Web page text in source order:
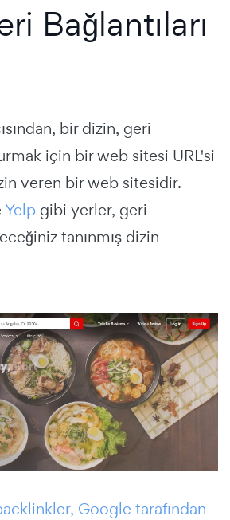
Bağlantıları
bir dizin, geri
için bir web sitesi URL'si
veren bir web sitesidir.
Yelp gibi yerler, geri
tanınmış dizin
Google tarafından